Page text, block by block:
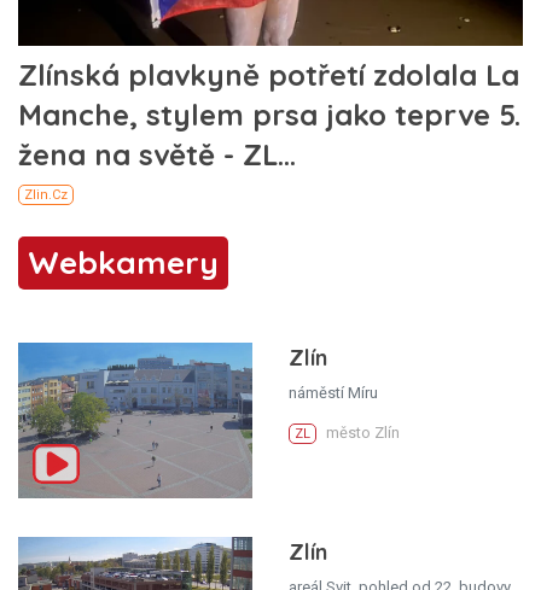
Webkamery
Zlín
náměstí Míru
ZL město Zlín
Zlín